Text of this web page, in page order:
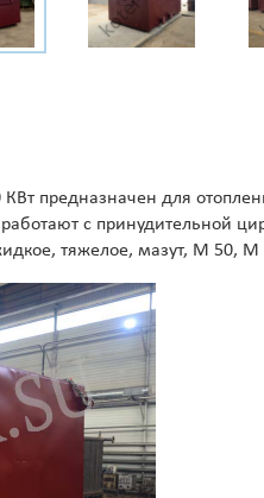
предназначен для
с принудительной
тяжелое, мазут, М 50,